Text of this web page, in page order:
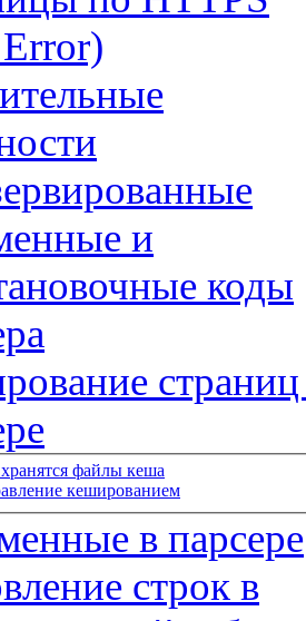
и
коды
страниц
файлы кеша
кешированием
в парсере
строк в